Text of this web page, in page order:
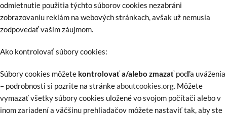
odmietnutie použitia týchto súborov cookies nezabráni
zobrazovaniu reklám na webových stránkach, avšak už nemusia
zodpovedať vašim záujmom.
Ako kontrolovať súbory cookies:
Súbory cookies môžete kontrolovať a/alebo zmazaťpodľa uváženia
– podrobnosti si pozrite na stránkeaboutcookies.org. Môžete
vymazať všetky súbory cookies uložené vo svojom počítači alebo v
inom zariadení a väčšinu prehliadačov môžete nastaviť tak, aby ste